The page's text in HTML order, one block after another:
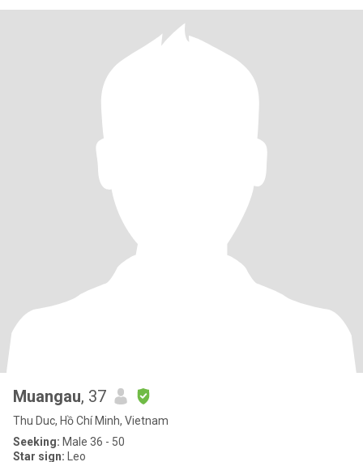
Muangau, 37
Thu Duc, Hồ Chí Minh, Vietnam
Seeking: Male 36 - 50
Star sign: Leo